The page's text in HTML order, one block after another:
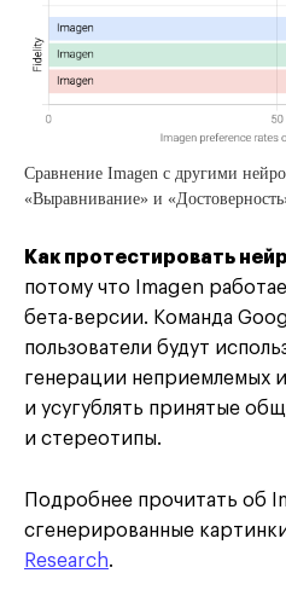
Сравнение Imagen с другими
«Выравнивание» и
Как протестировать
потому что Imagen
бета-версии. Команда
пользователи будут
генерации неприемлемых
и усугублять принятые
и стереотипы.
Подробнее прочитать об
сгенерированные
Research.